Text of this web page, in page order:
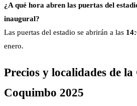
¿A qué hora abren las puertas del
inaugural?
Las puertas del estadio se abrirán a las
enero.
Precios y localidades de
Coquimbo 2025